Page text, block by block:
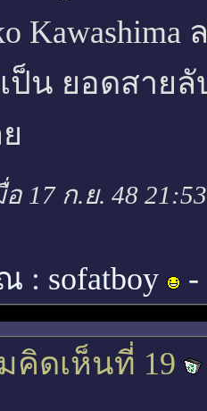
ป็น ยอดสาย
17 ก.ย. 48
: sofatboy
คิดเห็นที่ 19